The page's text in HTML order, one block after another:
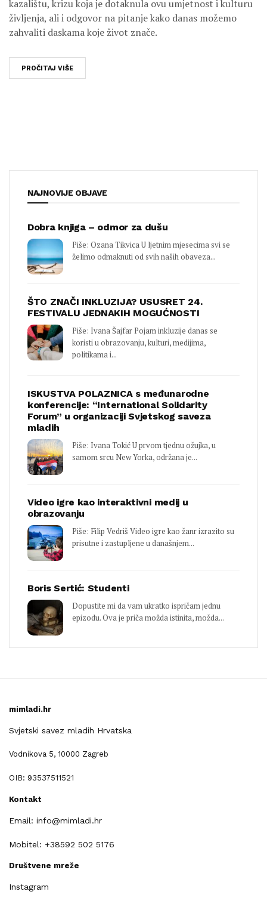
kazalištu, krizu koja je dotaknula ovu umjetnost i kulturu
življenja, ali i odgovor na pitanje kako danas možemo
zahvaliti daskama koje život znače.
PROČITAJ VIŠE
NAJNOVIJE OBJAVE
Dobra knjiga – odmor za dušu
Piše: Ozana Tikvica U ljetnim mjesecima svi se
želimo odmaknuti od svih naših obaveza...
ŠTO ZNAČI INKLUZIJA? USUSRET 24.
FESTIVALU JEDNAKIH MOGUĆNOSTI
Piše: Ivana Šajfar Pojam inkluzije danas se
koristi u obrazovanju, kulturi, medijima,
politikama i...
ISKUSTVA POLAZNICA s međunarodne
konferencije: “International Solidarity
Forum” u organizaciji Svjetskog saveza
mladih
Piše: Ivana Tokić U prvom tjednu ožujka, u
samom srcu New Yorka, održana je...
Video igre kao interaktivni medij u
obrazovanju
Piše: Filip Vedriš Video igre kao žanr izrazito su
prisutne i zastupljene u današnjem...
Boris Sertić: Studenti
Dopustite mi da vam ukratko ispričam jednu
epizodu. Ova je priča možda istinita, možda...
mimladi.hr
Svjetski savez mladih Hrvatska
Vodnikova 5, 10000 Zagreb
OIB: 93537511521
Kontakt
Email: info@mimladi.hr
Mobitel: +38592 502 5176
Društvene mreže
Instagram